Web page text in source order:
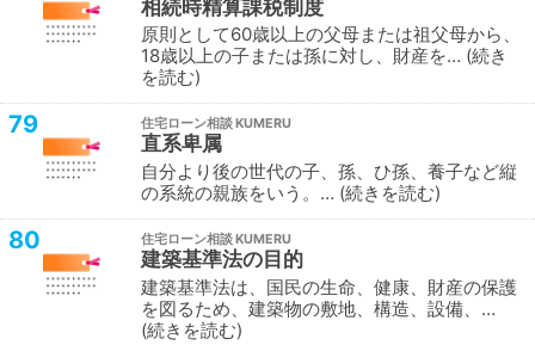
相続時精算課税制度
原則として60歳以上の父母または祖父母から、
18歳以上の子または孫に対し、財産を… 続き
を読む
79 住宅ローン相談
直系卑属
自分より後の世代の子、孫、ひ孫、養子など縦
の系統の親族をいう。… 続きを読む
80 住宅ローン相談
建築基準法の目的
建築基準法は、国民の生命、健康、財産の保護
を図るため、建築物の敷地、構造、設備、…
続きを読む